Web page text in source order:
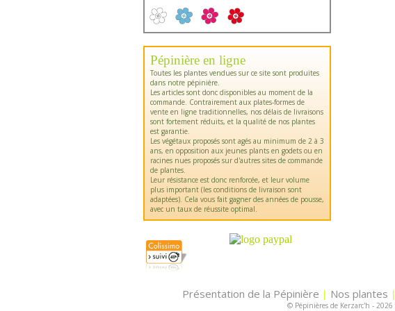
Pépinière en ligne
Toutes les plantes vendues sur ce site sont produites
dans notre pépinière.
Les articles sont donc disponibles au moment de la
commande. Contrairement aux plates-formes de
vente en ligne traditionnelles, nos délais de livraisons
sont fortement réduits, et la qualité de nos plantes
est garantie.
Les végétaux proposés sont agés au minimum de 2 à 3
ans, en opposition aux jeunes plants en godets ou en
racines nues proposés sur d'autres sites de commande
de plantes.
Leur résistance est donc renforcée, et leur volume
plus important (les conditions de livraison sont
adaptées). Cela vous fait gagner des années de pousse,
avec un taux de réussite optimal.
Présentation de la Pépinière | Nos plantes |
© Pépinières de Kerzarc'h - 2026